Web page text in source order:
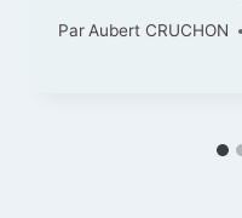
Par Aubert CRUCHON